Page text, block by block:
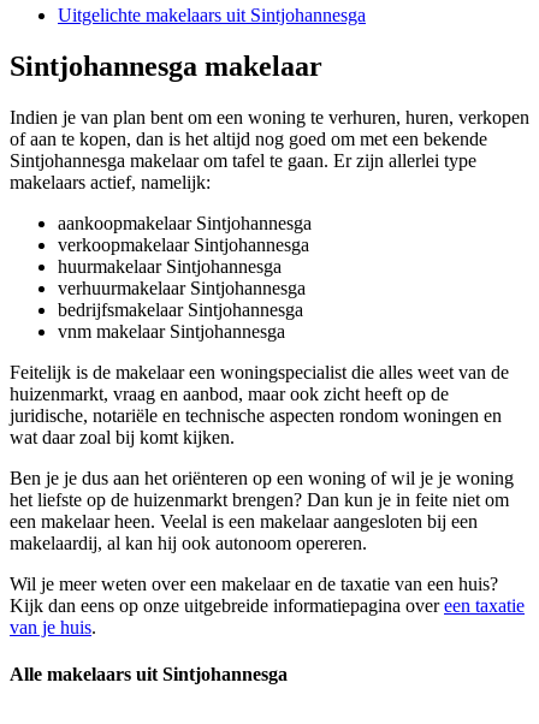
Uitgelichte makelaars uit Sintjohannesga
Sintjohannesga makelaar
Indien je van plan bent om een woning te verhuren, huren, verkopen
of aan te kopen, dan is het altijd nog goed om met een bekende
Sintjohannesga makelaar om tafel te gaan. Er zijn allerlei type
makelaars actief, namelijk:
aankoopmakelaar Sintjohannesga
verkoopmakelaar Sintjohannesga
huurmakelaar Sintjohannesga
verhuurmakelaar Sintjohannesga
bedrijfsmakelaar Sintjohannesga
vnm makelaar Sintjohannesga
Feitelijk is de makelaar een woningspecialist die alles weet van de
huizenmarkt, vraag en aanbod, maar ook zicht heeft op de
juridische, notariële en technische aspecten rondom woningen en
wat daar zoal bij komt kijken.
Ben je je dus aan het oriënteren op een woning of wil je je woning
het liefste op de huizenmarkt brengen? Dan kun je in feite niet om
een makelaar heen. Veelal is een makelaar aangesloten bij een
makelaardij, al kan hij ook autonoom opereren.
Wil je meer weten over een makelaar en de taxatie van een huis?
Kijk dan eens op onze uitgebreide informatiepagina overeen taxatie
van je huis.
Alle makelaars uit Sintjohannesga